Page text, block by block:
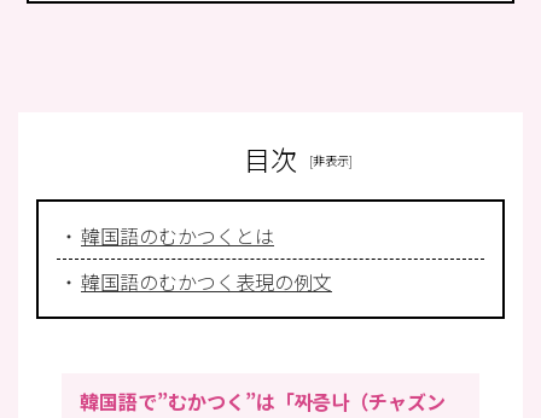
目次
韓国語のむかつくとは
韓国語のむかつく表現の例文
韓国語で”むかつく”は「짜증나（チャズン